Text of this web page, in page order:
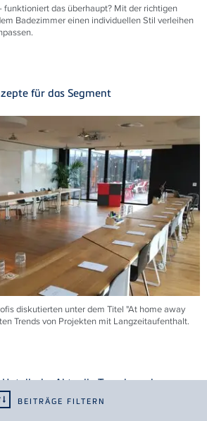
BEITRÄGE FILTERN
funktioniert das überhaupt? Mit der richtigen
Badezimmer einen individuellen Stil verleihen
für das Segment
diskutierten unter dem Titel "At home away
Trends von Projekten mit Langzeitaufenthalt.
Aktuelle Trends und